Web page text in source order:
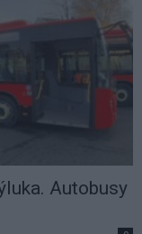
Autobusy